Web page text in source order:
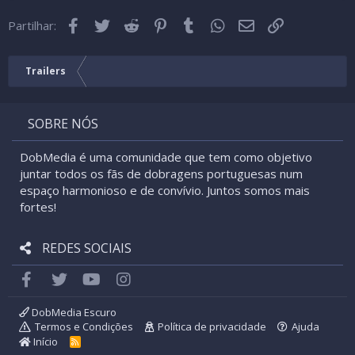
26
Trebuchet MS
Partilhar: Facebook
Twitter Reddit Pinterest
Tumblr WhatsApp
Email
Trailers
SOBRE NÓS
DobMedia é uma comunidade que tem como objetivo
juntar todos os fãs de dobragens portuguesas num
espaço harmonioso e de convívio. Juntos somos mais
fortes!
REDES SOCIAIS
FacebookTwitter youtube
DobMedia Escuro
Termos e Condições
Política de privacidade
Ajuda
Início
R